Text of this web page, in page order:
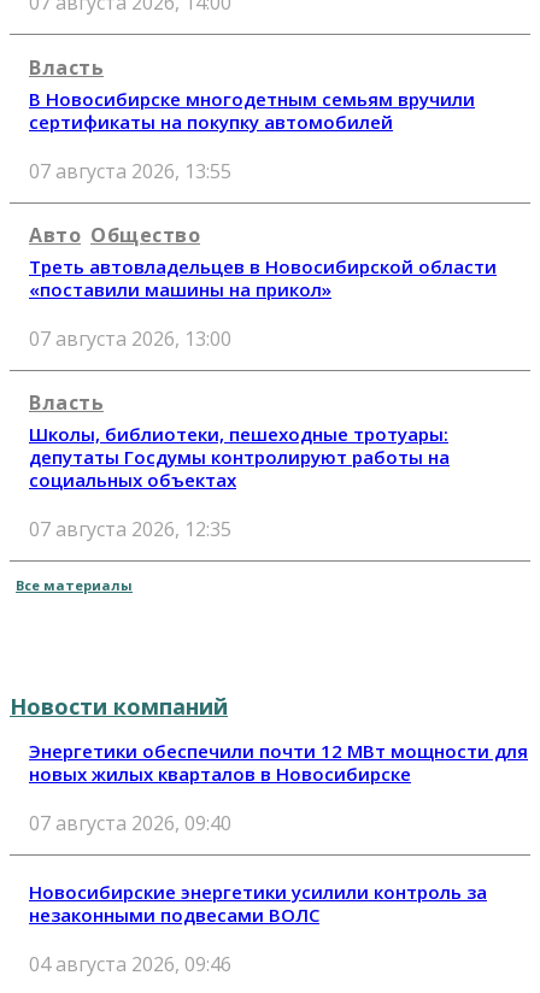
Власть
В Новосибирске многодетным семьям вручили
сертификаты на покупку автомобилей
07 августа 2026, 13:55
Авто Общество
Треть автовладельцев в Новосибирской области
«поставили машины на прикол»
07 августа 2026, 13:00
Власть
Школы, библиотеки, пешеходные тротуары:
депутаты Госдумы контролируют работы на
социальных объектах
07 августа 2026, 12:35
Все материалы
Новости компаний
Энергетики обеспечили почти 12 МВт мощности для
новых жилых кварталов в Новосибирске
07 августа 2026, 09:40
Новосибирские энергетики усилили контроль за
незаконными подвесами ВОЛС
04 августа 2026, 09:46